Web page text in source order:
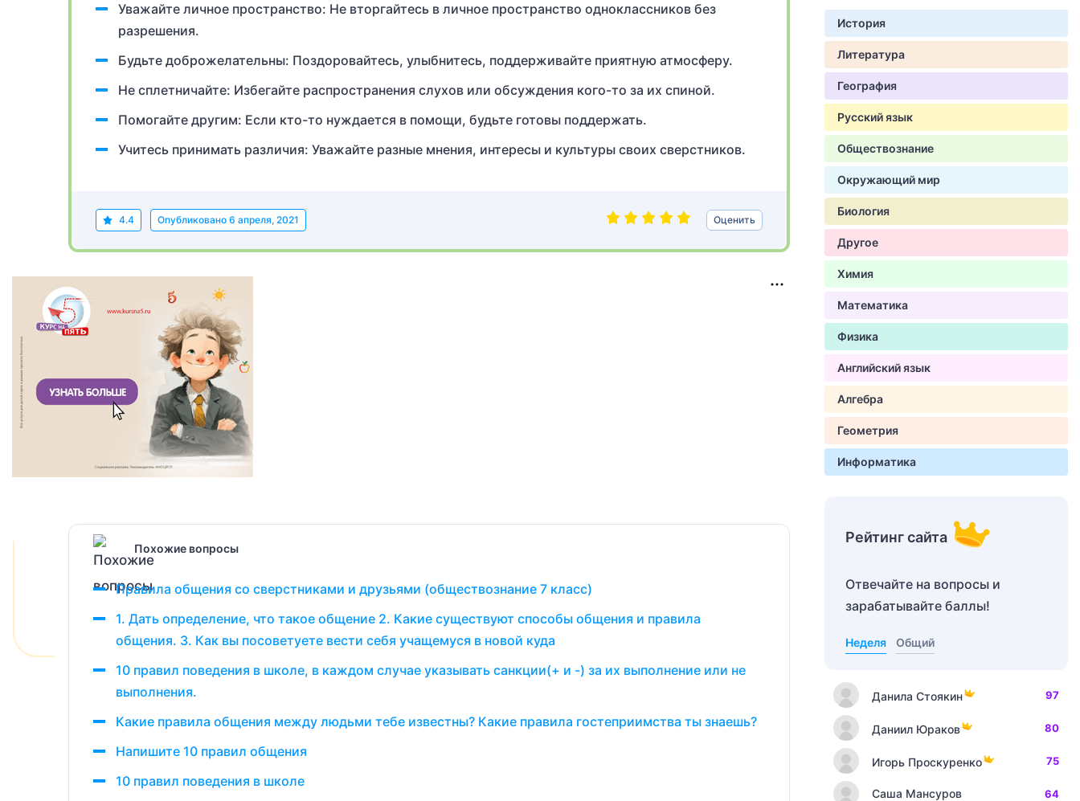
Уважайте личное пространство: Не вторгайтесь в личное пространство одноклассников без
разрешения.
Будьте доброжелательны: Поздоровайтесь, улыбнитесь, поддерживайте приятную атмосферу.
Не сплетничайте: Избегайте распространения слухов или обсуждения кого-то за их спиной.
Помогайте другим: Если кто-то нуждается в помощи, будьте готовы поддержать.
Учитесь принимать различия: Уважайте разные мнения, интересы и культуры своих сверстников.
4.4 Опубликовано 6 апреля, 2021 Оценить
Похожие вопросы
Правила общения со сверстниками и друзьями (обществознание 7 класс)
1. Дать определение, что такое общение 2. Какие существуют способы общения и правила
общения. 3. Как вы посоветуете вести себя учащемуся в новой куда
10 правил поведения в школе, в каждом случае указывать санкции(+ и -) за их выполнение или не
выполнения.
Какие правила общения между людьми тебе известны? Какие правила гостеприимства ты знаешь?
Напишите 10 правил общения
10 правил поведения в школе
История
Литература
География
Русский язык
Обществознание
Окружающий мир
Биология
Другое
Химия
Математика
Физика
Английский язык
Алгебра
Геометрия
Информатика
Рейтинг сайта
Отвечайте на вопросы и
зарабатывайте баллы!
Неделя Общий
Данила Стоякин 97
Даниил Юраков 80
Игорь Проскуренко 75
Саша Мансуров 64